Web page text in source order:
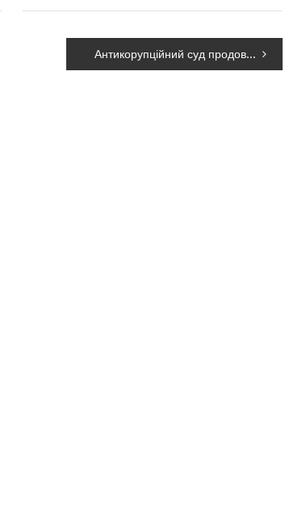
Антикорупційний суд продовжив запобіжний захід Альперіну